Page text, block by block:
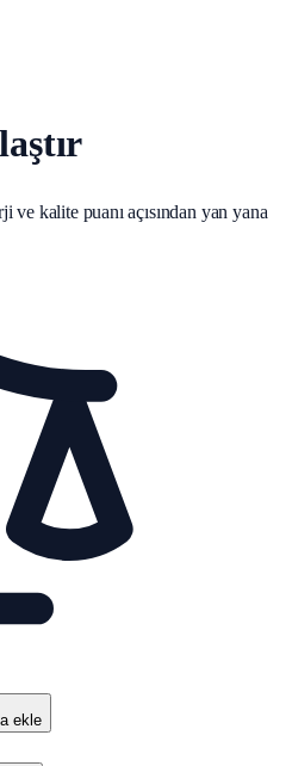
ve kalite puanı açısından yan yana
ekle